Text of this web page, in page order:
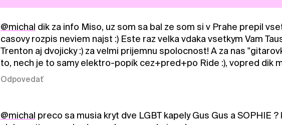
@michal dik za info Miso, uz som sa bal ze som si v Prahe prepil
casovy rozpis neviem najst :) Este raz velka vdaka vsetkym Vam
Trenton aj dvojicky :) za velmi prijemnu spolocnost! A za nas
to, nech je to samy elektro-popík cez+pred+po Ride :), vopred dik
Odpovedať
@michal preco sa musia kryt dve LGBT kapely Gus Gus a SOPHIE